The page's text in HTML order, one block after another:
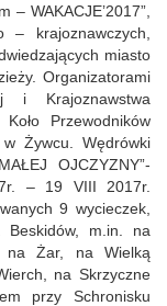
– WAKACJE’2017”,
– krajoznawczych,
miasto
Organizatorami
i Krajoznawstwa
Przewodników
Żywcu. Wędrówki
OJCZYZNY”-
– 19 VIII 2017r.
9 wycieczek,
Beskidów, m.in. na
na Żar, na Wielką
na Skrzyczne
przy Schronisku